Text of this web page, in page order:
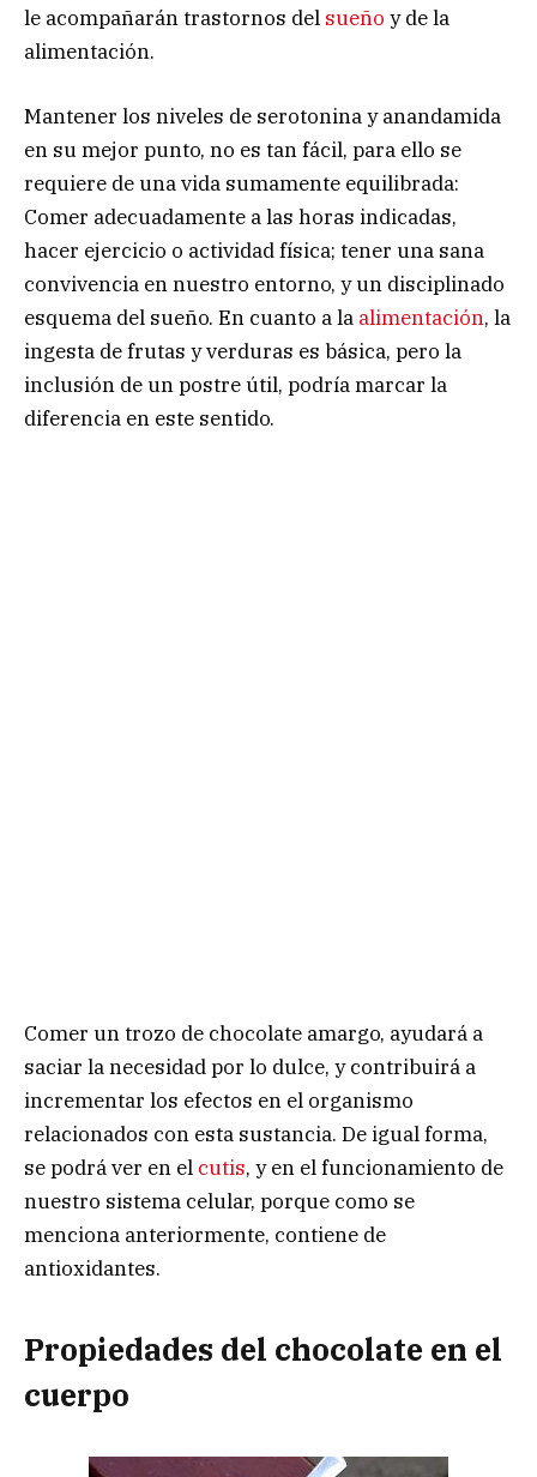
le acompañarán trastornos del sueño y de la
alimentación.
Mantener los niveles de serotonina y anandamida
en su mejor punto, no es tan fácil, para ello se
requiere de una vida sumamente equilibrada:
Comer adecuadamente a las horas indicadas,
hacer ejercicio o actividad física; tener una sana
convivencia en nuestro entorno, y un disciplinado
esquema del sueño. En cuanto a la alimentación, la
ingesta de frutas y verduras es básica, pero la
inclusión de un postre útil, podría marcar la
diferencia en este sentido.
Comer un trozo de chocolate amargo, ayudará a
saciar la necesidad por lo dulce, y contribuirá a
incrementar los efectos en el organismo
relacionados con esta sustancia. De igual forma,
se podrá ver en el cutis, y en el funcionamiento de
nuestro sistema celular, porque como se
menciona anteriormente, contiene de
antioxidantes.
Propiedades del chocolate en el
cuerpo